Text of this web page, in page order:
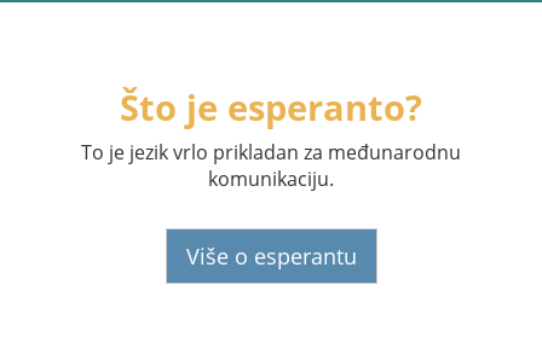
Što je esperanto?
To je jezik vrlo prikladan za međunarodnu
komunikaciju.
Više o esperantu